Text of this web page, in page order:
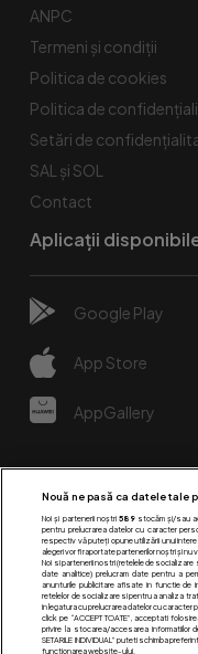
ANPC
Termeni și condiții
Politica de cookies
Politica de
Setări de
SAL și SOL
Contact
Aplicații
Google Play
App Store
AppGallery
Nouă ne pasă ca datele tale
Noi și partenerii noștri 589stocăm și/sau
pentru prelucrarea datelor cu caracter
respectiv vă puteți opune utilizării unui
alegeri vor fi raportate partenerilor noștri și nu
Noi si partenerii nostri (retelele de
date analitice) prelucram date pentru a
anunturile publicitare afisate in functie
retelelor de socializare si pentru a analiza
in legatura cu prelucrarea datelor cu
click pe “ACCEPT TOATE”, acceptati
privire la stocarea/accesarea informatiilor
SETARILE INDIVIDUAL” puteti schimba
functionarea website-ului.